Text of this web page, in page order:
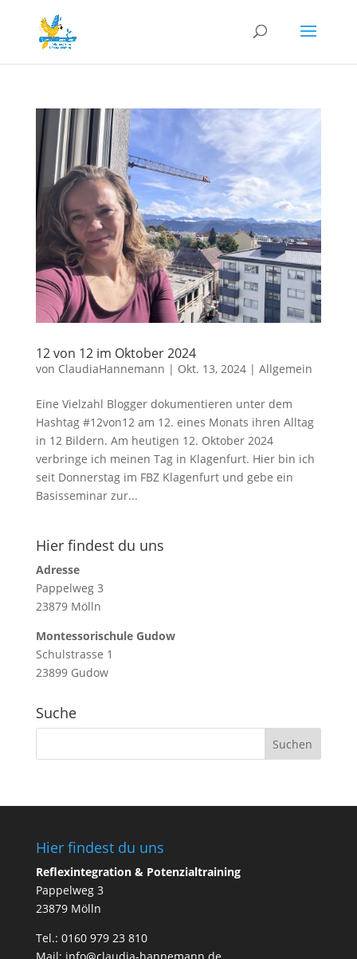
12 von 12 im Oktober 2024
von ClaudiaHannemann | Okt. 13, 2024| Allgemein
Eine Vielzahl Blogger dokumentieren unter dem
Hashtag #12von12 am 12. eines Monats ihren Alltag
in 12 Bildern. Am heutigen 12. Oktober 2024
verbringe ich meinen Tag in Klagenfurt. Hier bin ich
seit Donnerstag im FBZ Klagenfurt und gebe ein
Basisseminar zur...
Hier findest du uns
Adresse
Pappelweg 3
23879 Mölln
Montessorischule Gudow
Schulstrasse 1
23899 Gudow
Suche
Hier findest du uns
Reflexintegration & Potenzialtraining
Pappelweg 3
23879 Mölln
Tel.: 0160 979 23 810